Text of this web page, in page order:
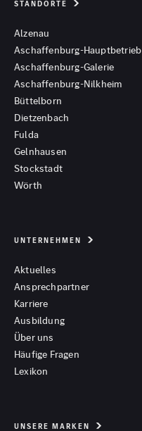
STANDORTE
Alzenau
Aschaffenburg-Hauptbetrieb
Aschaffenburg-Galerie
Aschaffenburg-Nilkheim
Büttelborn
Dietzenbach
Fulda
Gelnhausen
Stockstadt
Wörth
UNTERNEHMEN
Aktuelles
Ansprechpartner
Karriere
Ausbildung
Über uns
Häufige Fragen
Lexikon
UNSERE MARKEN